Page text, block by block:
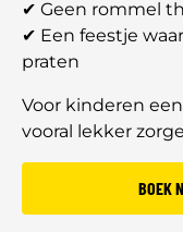
✔ Geen rommel
✔ Een feestje
praten
Voor kinderen
vooral lekker
BOEK